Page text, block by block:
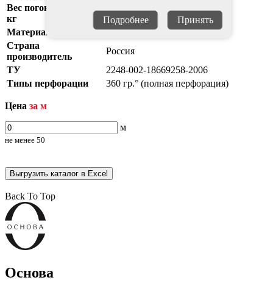
Вес погонного метра,
кг
1,1
Материал
полиэтилен (ПЭ)
Страна
производитель
Россия
ТУ
2248-002-18669258-2006
Типы перфорации
360 гр.° (полная перфорация)
Цена за м
м
не менее 50
Выгрузить каталог в Excel
Back To Top
Основа
Подробнее Принять